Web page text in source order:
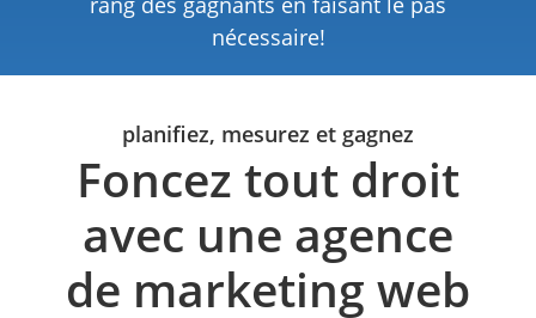
nécessaire!
planifiez, mesurez et gagnez
Foncez tout droit
avec une agence
de marketing web